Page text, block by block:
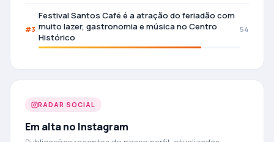
#3
Festival Santos Café é a atração do feriadão com
muito lazer, gastronomia e música no Centro
Histórico
54
RADAR SOCIAL
Em alta no Instagram